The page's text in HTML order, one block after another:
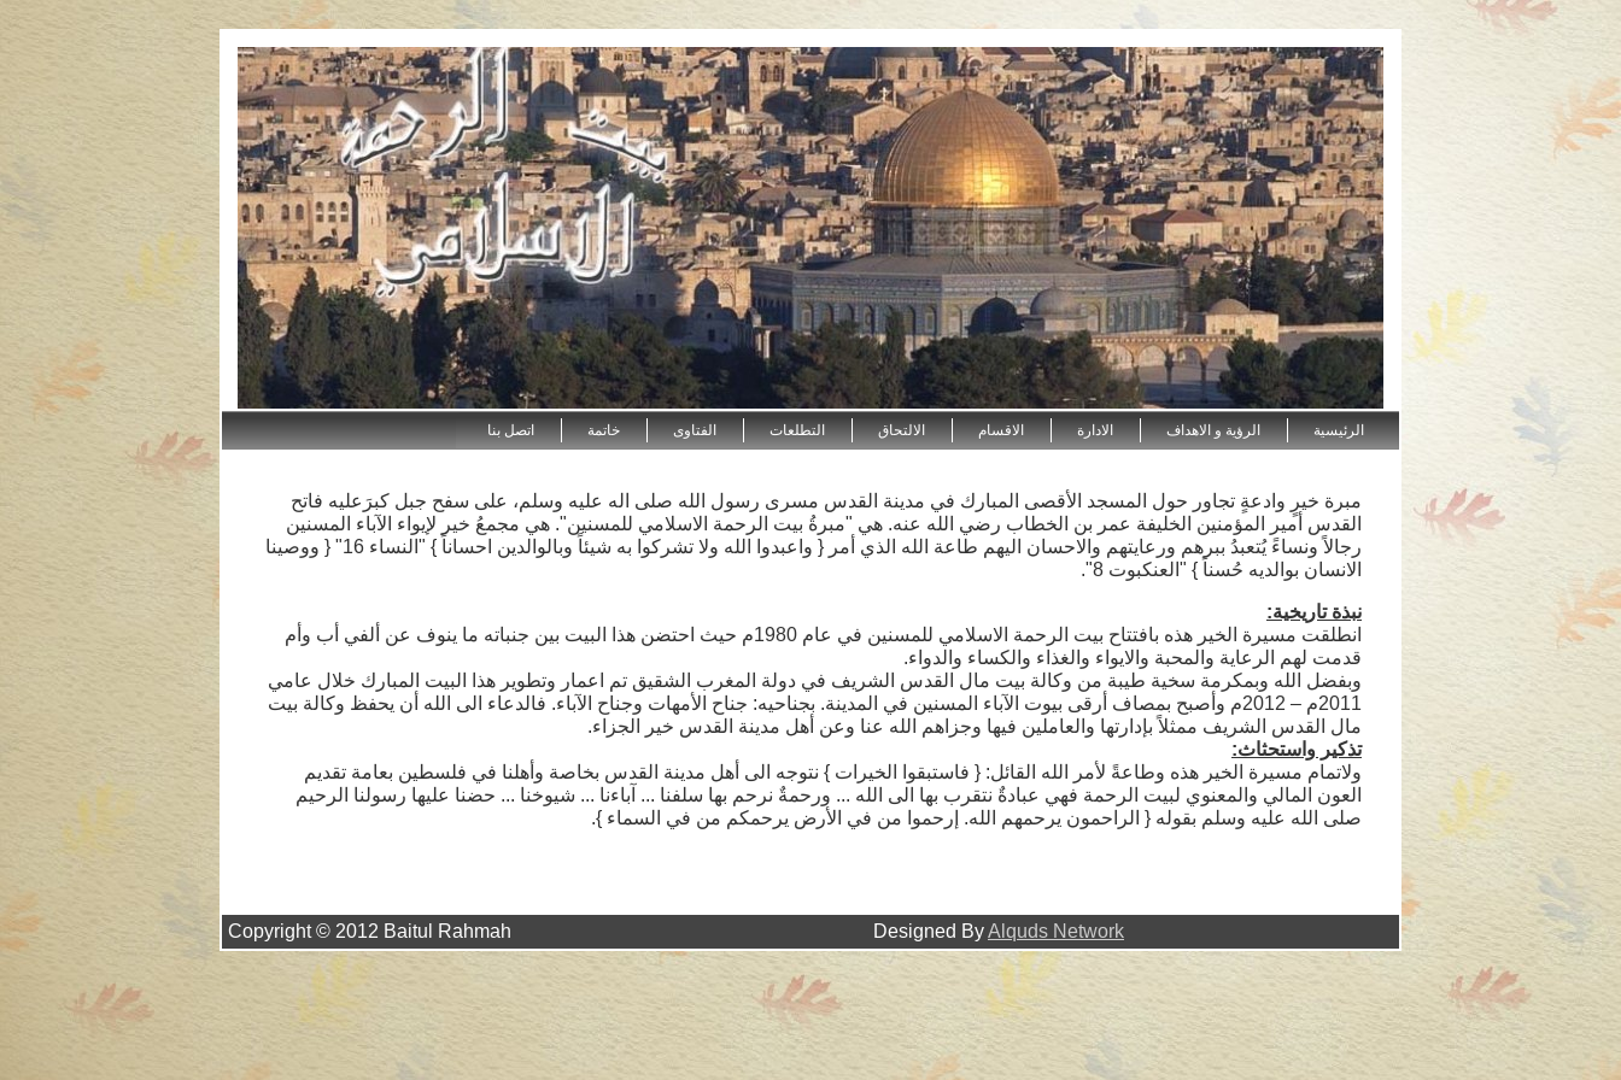
اتصل بنا خاتمة الفتاوى التطلعات الالتحاق الاقسام الادارة الرؤية و الاهداف الرئيسية
مبرة خيرٍ وادعةٍ تجاور حول المسجد الأقصى المبارك في مدينة القدس مسرى رسول الله صلى اله عليه وسلم، على سفح جبل كبرَعليه فاتح
القدس أمير المؤمنين الخليفة عمر بن الخطاب رضي الله عنه. هي "مبرةُ بيت الرحمة الاسلامي للمسنين". هي مجمعُ خير لإيواء الآباء المسنين
رجالاً ونساءً يُتعبدُ ببرهم ورعايتهم والاحسان اليهم طاعة الله الذي أمر { واعبدوا الله ولا تشركوا به شيئاً وبالوالدين احساناً } "النساء 16" { ووصينا
الانسان بوالديه حُسناً } "العنكبوت 8".
نبذة تاريخية:
انطلقت مسيرة الخير هذه بافتتاح بيت الرحمة الاسلامي للمسنين في عام 1980م حيث احتضن هذا البيت بين جنباته ما ينوف عن ألفي أب وأم
قدمت لهم الرعاية والمحبة والايواء والغذاء والكساء والدواء.
وبفضل الله وبمكرمة سخية طيبة من وكالة بيت مال القدس الشريف في دولة المغرب الشقيق تم اعمار وتطوير هذا البيت المبارك خلال عامي
2011م – 2012م وأصبح بمصاف أرقى بيوت الآباء المسنين في المدينة. بجناحيه: جناح الأمهات وجناح الآباء. فالدعاء الى الله أن يحفظ وكالة بيت
مال القدس الشريف ممثلاً بإدارتها والعاملين فيها وجزاهم الله عنا وعن أهل مدينة القدس خير الجزاء.
تذكير واستحثاث:
ولاتمام مسيرة الخير هذه وطاعةً لأمر الله القائل: { فاستبقوا الخيرات } نتوجه الى أهل مدينة القدس بخاصة وأهلنا في فلسطين بعامة تقديم
العون المالي والمعنوي لبيت الرحمة فهي عبادةٌ نتقرب بها الى الله ... ورحمةٌ نرحم بها سلفنا ... آباءنا ... شيوخنا ... حضنا عليها رسولنا الرحيم
صلى الله عليه وسلم بقوله { الراحمون يرحمهم الله. إرحموا من في الأرض يرحمكم من في السماء }.
Copyright © 2012 Baitul Rahmah Designed ByAlquds Network